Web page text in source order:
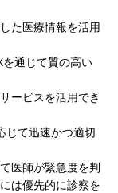
た医療情報を活用
を通じて質の高い
ービスを活用でき
じて迅速かつ適切
医師が緊急度を判
は優先的に診察を